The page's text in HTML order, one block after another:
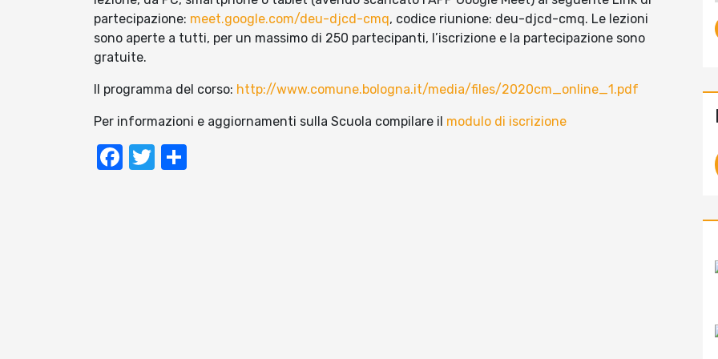
partecipazione: meet.google.com/deu-djcd-cmq, codice riunione: deu-djcd-cmq. Le lezioni
sono aperte a tutti, per un massimo di 250 partecipanti, l’iscrizione e la partecipazione sono
gratuite.
Il programma del corso: http://www.comune.bologna.it/media/files/2020cm_online_1.pdf
Per informazioni e aggiornamenti sulla Scuola compilare il modulo di iscrizione
Facebook
Twitter